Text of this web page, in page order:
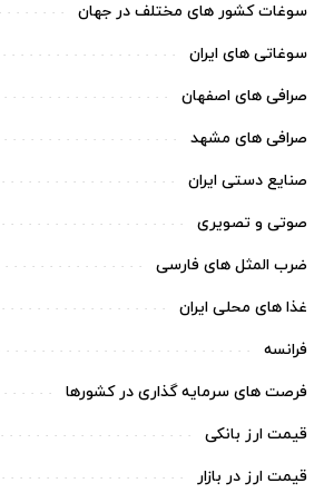
سوغات کشور های مختلف در جهان
سوغاتی های ایران
صرافی های اصفهان
صرافی های مشهد
صنایع دستی ایران
صوتی و تصویری
ضرب المثل های فارسی
غذا های محلی ایران
فرانسه
فرصت های سرمایه گذاری در کشورها
قیمت ارز بانکی
قیمت ارز در بازار